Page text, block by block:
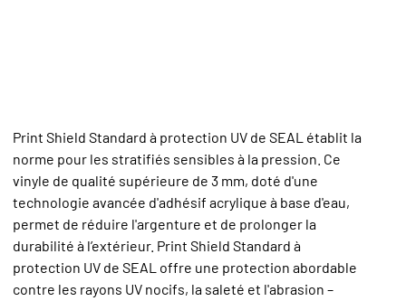
Print Shield Standard à protection UV de SEAL établit la
norme pour les stratifiés sensibles à la pression. Ce
vinyle de qualité supérieure de 3 mm, doté d'une
technologie avancée d'adhésif acrylique à base d'eau,
permet de réduire l'argenture et de prolonger la
durabilité à l’extérieur. Print Shield Standard à
protection UV de SEAL offre une protection abordable
contre les rayons UV nocifs, la saleté et l'abrasion –